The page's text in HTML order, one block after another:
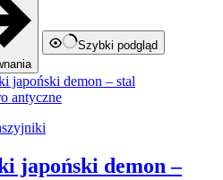
Szybki podgląd
japoński demon –